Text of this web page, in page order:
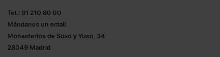
Tel.: 91 210 80 00
Mándanos un email
Monasterios de Suso y Yuso, 34
28049 Madrid